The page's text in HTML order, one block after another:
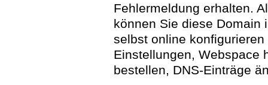
Fehlermeldung erhalten.
können Sie diese Domain
selbst online
Einstellungen, Webspace
bestellen, DNS-Einträge